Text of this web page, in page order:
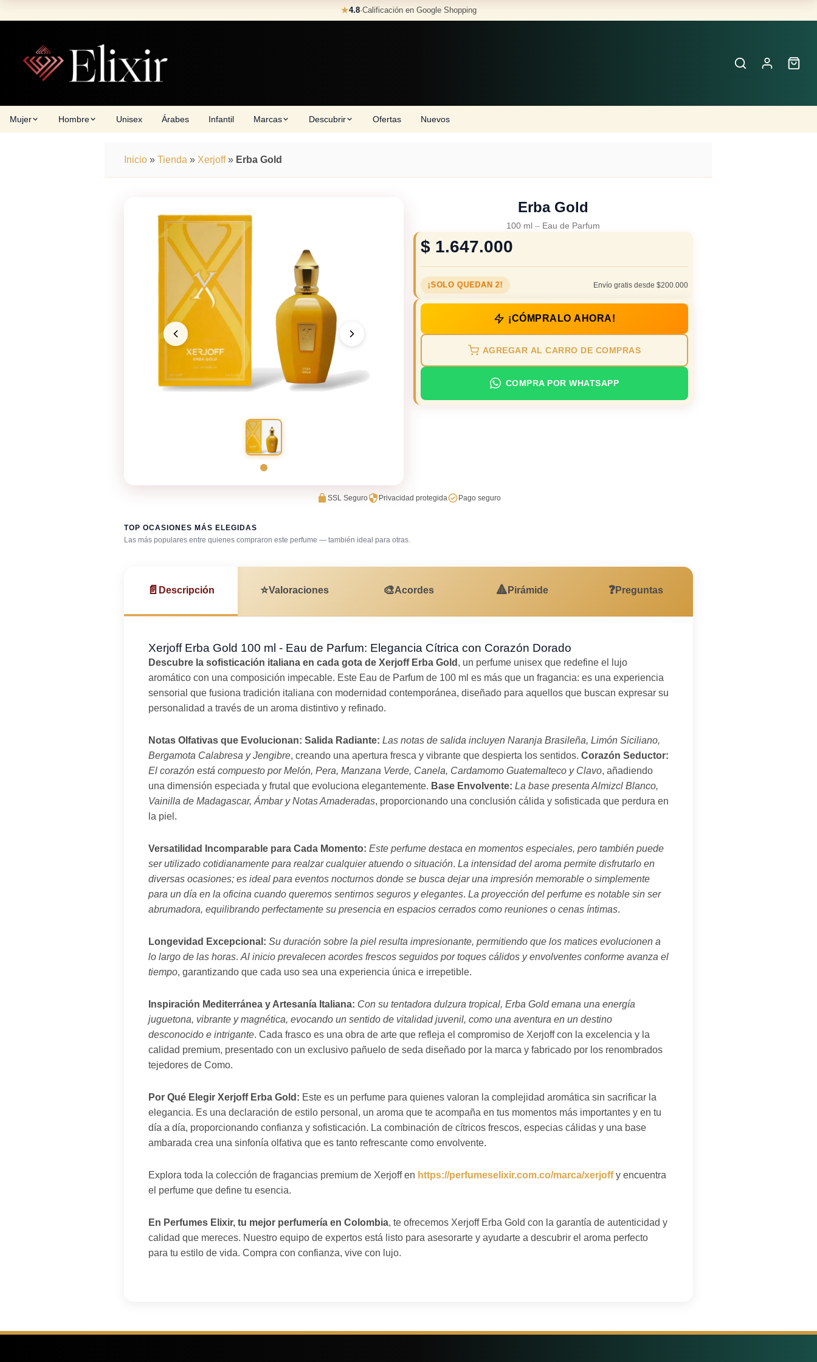
to
★4.8·Calificación en Google Shopping
Mujer Hombre Unisex Árabes Infantil Marcas Descubrir Ofertas Nuevos
Inicio » Tienda » Xerjoff» Erba Gold
Erba Gold
100 ml – Eau de Parfum
$ 1.647.000
¡SOLO QUEDAN 2! Envío gratis desde $200.000
¡CÓMPRALO AHORA!
AGREGAR AL CARRO DE COMPRAS
COMPRA POR WHATSAPP
SSL Seguro Privacidad protegida Pago seguro
TOP OCASIONES MÁS ELEGIDAS
Las más populares entre quienes compraron este perfume — también ideal para otras.
Bar / cocteles Fragancia de firma
📄 Descripción ⭐Valoraciones 🎨Acordes 🔺 Pirámide ❓Preguntas
Xerjoff Erba Gold 100 ml - Eau de Parfum: Elegancia Cítrica con Corazón Dorado
Descubre la sofisticación italiana en cada gota de Xerjoff Erba Gold , un perfume unisex que redefine el lujo
aromático con una composición impecable. Este Eau de Parfum de 100 ml es más que un fragancia: es una experiencia
sensorial que fusiona tradición italiana con modernidad contemporánea, diseñado para aquellos que buscan expresar su
personalidad a través de un aroma distintivo y refinado.
Notas Olfativas que Evolucionan: Salida Radiante: Las notas de salida incluyen Naranja Brasileña, Limón Siciliano,
Bergamota Calabresa y Jengibre, creando una apertura fresca y vibrante que despierta los sentidos. Corazón Seductor:
El corazón está compuesto por Melón, Pera, Manzana Verde, Canela, Cardamomo Guatemalteco y Clavo, añadiendo
una dimensión especiada y frutal que evoluciona elegantemente. Base Envolvente: La base presenta Almizcl Blanco,
Vainilla de Madagascar, Ámbar y Notas Amaderadas, proporcionando una conclusión cálida y sofisticada que perdura en
la piel.
Versatilidad Incomparable para Cada Momento: Este perfume destaca en momentos especiales, pero también puede
ser utilizado cotidianamente para realzar cualquier atuendo o situación. La intensidad del aroma permite disfrutarlo en
diversas ocasiones; es ideal para eventos nocturnos donde se busca dejar una impresión memorable o simplemente
para un día en la oficina cuando queremos sentirnos seguros y elegantes. La proyección del perfume es notable sin ser
abrumadora, equilibrando perfectamente su presencia en espacios cerrados como reuniones o cenas íntimas.
Longevidad Excepcional: Su duración sobre la piel resulta impresionante, permitiendo que los matices evolucionen a
lo largo de las horas. Al inicio prevalecen acordes frescos seguidos por toques cálidos y envolventes conforme avanza el
tiempo, garantizando que cada uso sea una experiencia única e irrepetible.
Inspiración Mediterránea y Artesanía Italiana: Con su tentadora dulzura tropical, Erba Gold emana una energía
juguetona, vibrante y magnética, evocando un sentido de vitalidad juvenil, como una aventura en un destino
desconocido e intrigante. Cada frasco es una obra de arte que refleja el compromiso de Xerjoff con la excelencia y la
calidad premium, presentado con un exclusivo pañuelo de seda diseñado por la marca y fabricado por los renombrados
tejedores de Como.
Por Qué Elegir Xerjoff Erba Gold: Este es un perfume para quienes valoran la complejidad aromática sin sacrificar la
elegancia. Es una declaración de estilo personal, un aroma que te acompaña en tus momentos más importantes y en tu
día a día, proporcionando confianza y sofisticación. La combinación de cítricos frescos, especias cálidas y una base
ambarada crea una sinfonía olfativa que es tanto refrescante como envolvente.
Explora toda la colección de fragancias premium de Xerjoff en https://perfumeselixir.com.co/marca/xerjoffy encuentra
el perfume que define tu esencia.
En Perfumes Elixir, tu mejor perfumería en Colombia, te ofrecemos Xerjoff Erba Gold con la garantía de autenticidad y
calidad que mereces. Nuestro equipo de expertos está listo para asesorarte y ayudarte a descubrir el aroma perfecto
para tu estilo de vida. Compra con confianza, vive con lujo.